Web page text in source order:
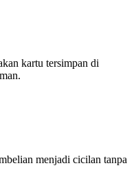
kartu tersimpan di
menjadi cicilan tanpa